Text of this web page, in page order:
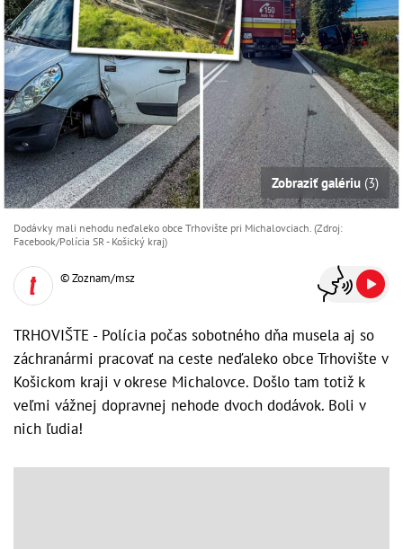
Zobraziť galériu (3)
Dodávky mali nehodu neďaleko obce Trhovište pri Michalovciach. (Zdroj:
Facebook/Polícia SR - Košický kraj)
© Zoznam/msz
TRHOVIŠTE - Polícia počas sobotného dňa musela aj so
záchranármi pracovať na ceste neďaleko obce Trhovište v
Košickom kraji v okrese Michalovce. Došlo tam totiž k
veľmi vážnej dopravnej nehode dvoch dodávok. Boli v
nich ľudia!